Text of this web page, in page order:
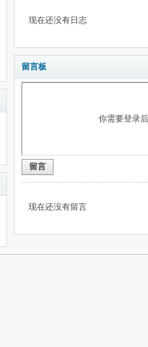
现在还没有日志
留言板
你需要登录
留言
现在还没有留言